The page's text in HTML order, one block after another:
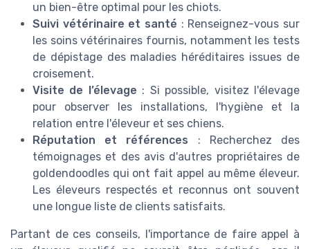
un bien-être optimal pour les chiots.
Suivi vétérinaire et santé : Renseignez-vous sur
les soins vétérinaires fournis, notamment les tests
de dépistage des maladies héréditaires issues de
croisement.
Visite de l’élevage : Si possible, visitez l'élevage
pour observer les installations, l'hygiène et la
relation entre l'éleveur et ses chiens.
Réputation et références : Recherchez des
témoignages et des avis d'autres propriétaires de
goldendoodles qui ont fait appel au même éleveur.
Les éleveurs respectés et reconnus ont souvent
une longue liste de clients satisfaits.
Partant de ces conseils, l'importance de faire appel à